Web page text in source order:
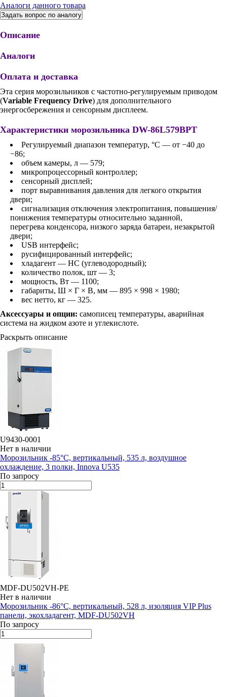
Аналоги данного товара
Задать вопрос по аналогу
Описание
Аналоги
Оплата и доставка
Эта серия морозильников с частотно-регулируемым приводом
(Variable Frequency Drive) для дополнительного
энергосбережения и сенсорным дисплеем.
Характеристики морозильника DW-86L579BPT
Регулируемый диапазон температур, °С — от −40 до
−86;
объем камеры, л — 579;
микропроцессорный контроллер;
сенсорный дисплей;
порт выравнивания давления для легкого открытия
двери;
сигнализация отключения электропитания, повышения/
понижения температуры относительно заданной,
перегрева конденсора, низкого заряда батареи, незакрытой
двери;
USB интерфейс;
русифицированный интерфейс;
хладагент — HC (углеводородный);
количество полок, шт — 3;
мощность, Вт — 1100;
габариты, Ш × Г × В, мм — 895 × 998 × 1980;
вес нетто, кг — 325.
Аксессуары и опции: самописец температуры, аварийная
система на жидком азоте и углекислоте.
Раскрыть описание
U9430-0001
Нет в наличии
Морозильник -85°С, вертикальный, 535 л, воздушное
охлаждение, 3 полки, Innova U535
По запросу
MDF-DU502VH-PE
Нет в наличии
Морозильник -86°С, вертикальный, 528 л, изоляция VIP Plus
панели, экохладагент, MDF-DU502VH
По запросу